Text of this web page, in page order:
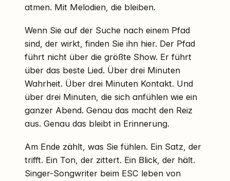
atmen. Mit Melodien, die bleiben.
Wenn Sie auf der Suche nach einem Pfad
sind, der wirkt, finden Sie ihn hier. Der Pfad
führt nicht über die größte Show. Er führt
über das beste Lied. Über drei Minuten
Wahrheit. Über drei Minuten Kontakt. Und
über drei Minuten, die sich anfühlen wie ein
ganzer Abend. Genau das macht den Reiz
aus. Genau das bleibt in Erinnerung.
Am Ende zählt, was Sie fühlen. Ein Satz, der
trifft. Ein Ton, der zittert. Ein Blick, der hält.
Singer-Songwriter beim ESC leben von